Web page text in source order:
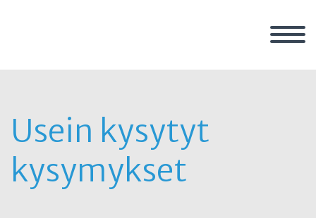
Usein kysytyt
kysymykset